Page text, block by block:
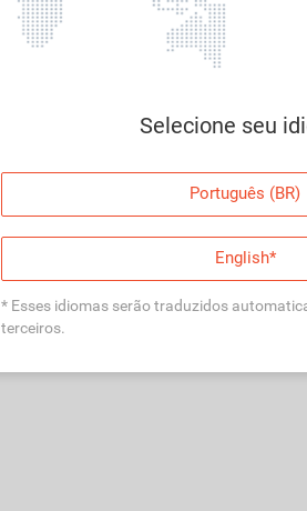
Página
novamente, ou volte para a
Entrar
Voltar à Página
Selecione seu
Português (BR)
English*
* Esses idiomas serão traduzidos
terceiros.